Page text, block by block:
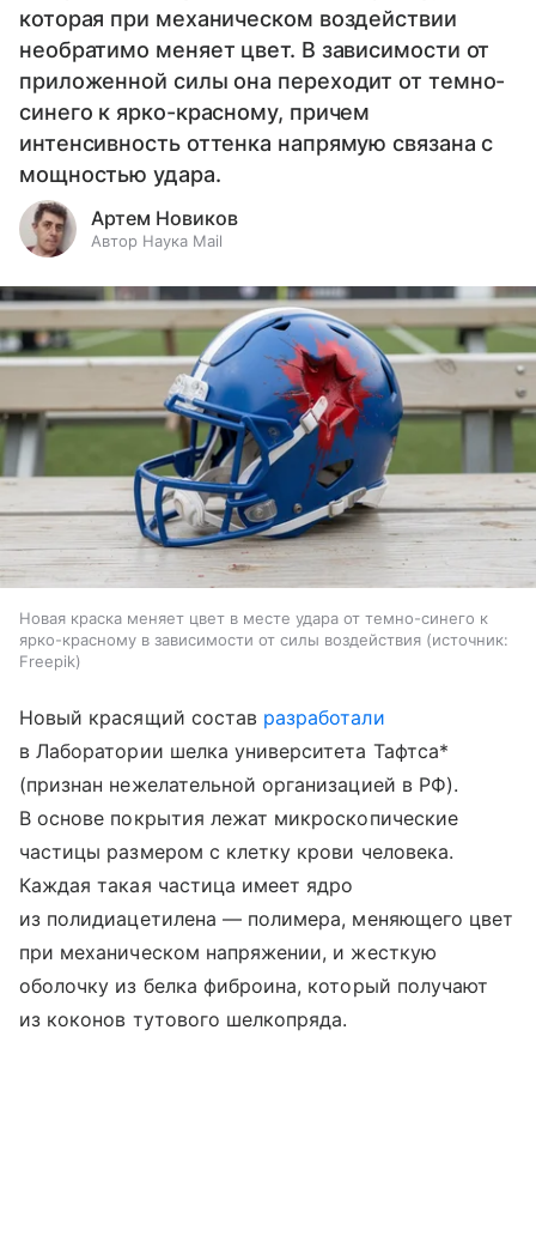
которая при механическом воздействии
необратимо меняет цвет. В зависимости от
приложенной силы она переходит от темно-
синего к ярко-красному, причем
интенсивность оттенка напрямую связана с
мощностью удара.
Артем Новиков
Автор Наука Mail
Новая краска меняет цвет в месте удара от темно-синего к
ярко-красному в зависимости от силы воздействия
источник:
Freepik
Новый красящий состав разработали
в Лаборатории шелка университета Тафтса*
(признан нежелательной организацией в РФ).
В основе покрытия лежат микроскопические
частицы размером с клетку крови человека.
Каждая такая частица имеет ядро
из полидиацетилена — полимера, меняющего цвет
при механическом напряжении, и жесткую
оболочку из белка фиброина, который получают
из коконов тутового шелкопряда.